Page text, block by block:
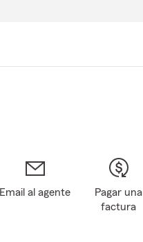
Email al agente
Pagar una
factura